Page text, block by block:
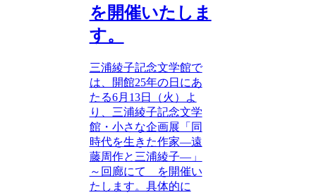
を開催いたしま
す。
三浦綾子記念文学館で
は、開館25年の日にあ
たる6月13日（火）よ
り、三浦綾子記念文学
館・小さな企画展「同
時代を生きた作家―遠
藤周作と三浦綾子―」
～回廊にて を開催い
たします。具体的に